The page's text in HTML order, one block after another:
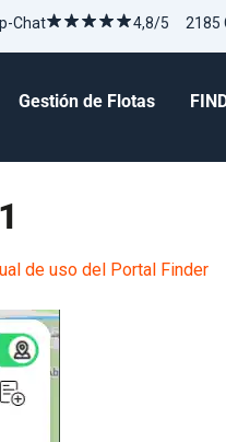
Chat 4,8/5 2185
Gestión de Flotas
de uso del Portal Finder